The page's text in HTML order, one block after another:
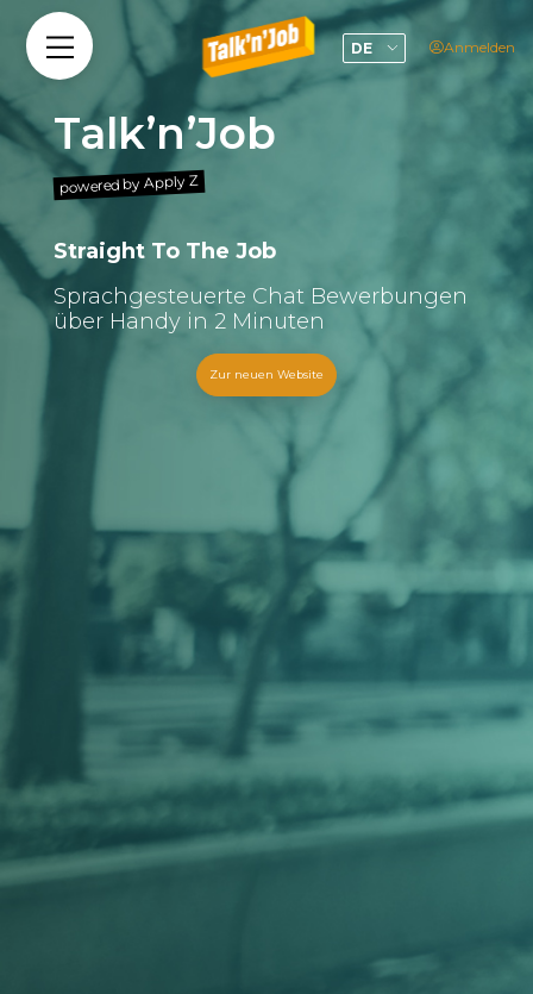
zum
Inhalt
DE
User
account
Anmelden
Talk’n’Job
powered by Apply Z
Straight To The Job
Sprachgesteuerte Chat Bewerbungen
über Handy in 2 Minuten
Zur neuen Website